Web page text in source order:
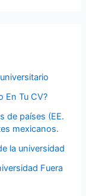
En Tu CV?
de países (EE.
mexicanos.
la universidad
Fuera